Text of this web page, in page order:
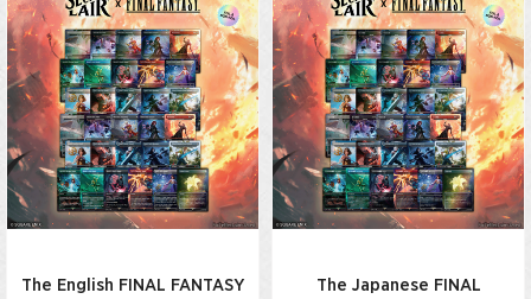
The English FINAL FANTASY
The Japanese FINAL